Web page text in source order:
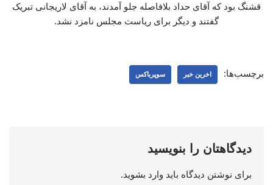
قشنگ بود که آقای حداد بلافاصله جلو آمدند، به آقای لاریجانی تبریک
گفتند و دیگر برای ریاست مجلس نامزد نشد.
برچسب‌ها: اخرین خبر سوپرباکس
دیدگاهتان را بنویسید
برای نوشتن دیدگاه باید وارد بشوید.